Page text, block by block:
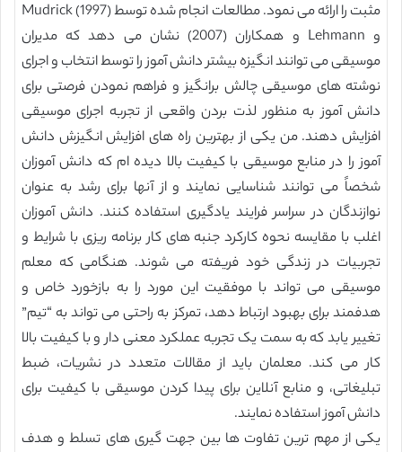
مثبت را ارائه می نمود. مطالعات انجام شده توسط Mudrick (1997)
و Lehmann و همکاران (2007) نشان می دهد که مدیران
موسیقی می توانند انگیزه بیشتر دانش آموز را توسط انتخاب و اجرای
نوشته های موسیقی چالش برانگیز و فراهم نمودن فرصتی برای
دانش آموز به منظور لذت بردن واقعی از تجربه اجرای موسیقی
افزایش دهند. من یکی از بهترین راه های افزایش انگیزش دانش
آموز را در منابع موسیقی با کیفیت بالا دیده ام که دانش آموزان
شخصاً می توانند شناسایی نمایند و از آنها برای رشد به عنوان
نوازندگان در سراسر فرایند یادگیری استفاده کنند. دانش آموزان
اغلب با مقایسه نحوه کارکرد جنبه های کار برنامه ریزی با شرایط و
تجربیات در زندگی خود فریفته می شوند. هنگامی که معلم
موسیقی می تواند با موفقیت این مورد را به بازخورد خاص و
هدفمند برای بهبود ارتباط دهد، تمرکز به راحتی می تواند به “تیم”
تغییر یابد که به سمت یک تجربه عملکرد معنی دار و با کیفیت بالا
کار می کند. معلمان باید از مقالات متعدد در نشریات، ضبط
تبلیغاتی، و منابع آنلاین برای پیدا کردن موسیقی با کیفیت برای
دانش آموز استفاده نمایند.
یکی از مهم ترین تفاوت ها بین جهت گیری های تسلط و هدف